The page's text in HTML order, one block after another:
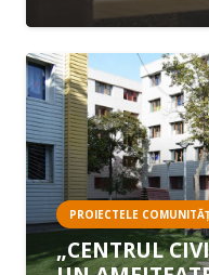
PROIECTELE
„CENTRUL